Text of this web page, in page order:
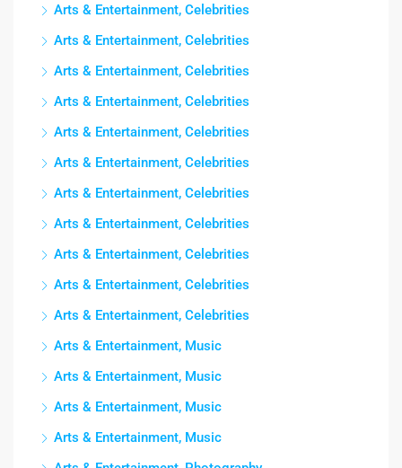
Arts & Entertainment, Celebrities
Arts & Entertainment, Celebrities
Arts & Entertainment, Celebrities
Arts & Entertainment, Celebrities
Arts & Entertainment, Celebrities
Arts & Entertainment, Celebrities
Arts & Entertainment, Celebrities
Arts & Entertainment, Celebrities
Arts & Entertainment, Celebrities
Arts & Entertainment, Celebrities
Arts & Entertainment, Celebrities
Arts & Entertainment, Music
Arts & Entertainment, Music
Arts & Entertainment, Music
Arts & Entertainment, Music